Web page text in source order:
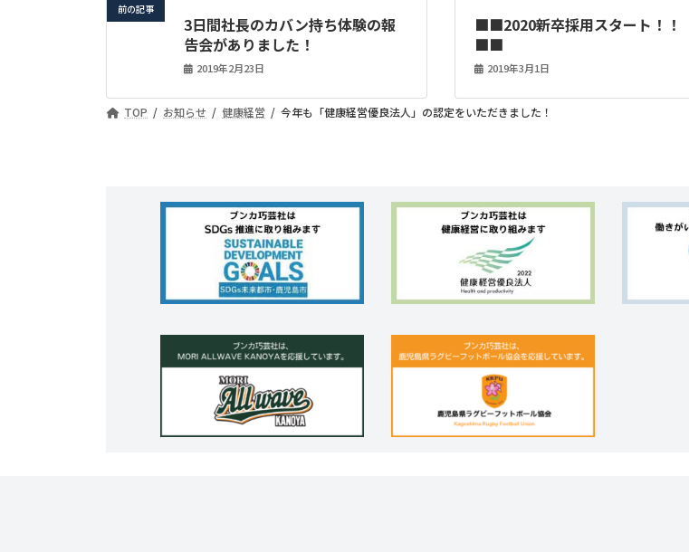
前の記事
3日間社長のカバン持ち体験の報
告会がありました！
2019年2月23日
■■2020新卒採用スタート！！
■■
2019年3月1日
TOP お知らせ 健康経営 今年も「健康経営優良法人」の認定をいただきました！